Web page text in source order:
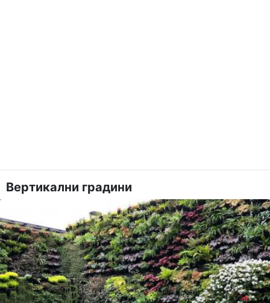
Вертикални градини